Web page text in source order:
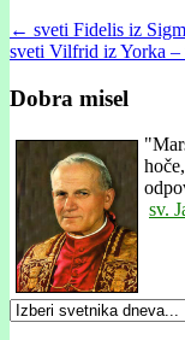
Post
navigation
← sveti Fidelis iz
sveti Vilfrid iz Yorka
Dobra misel
"
sv.